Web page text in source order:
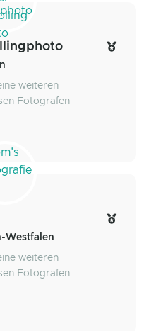
weiteren
Fotografen
Westfalen
weiteren
Fotografen